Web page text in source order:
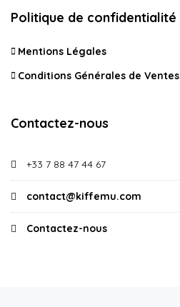
Politique de confidentialité
Mentions Légales
Conditions Générales de Ventes
Contactez-nous
+33 7 88 47 44 67
contact@kiffemu.com
Contactez-nous